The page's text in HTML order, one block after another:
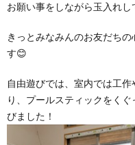
お願い事をしながら玉入れ
きっとみなみんのお友だち
す😊
自由遊びでは、室内では工
り、プールスティックをく
びました！